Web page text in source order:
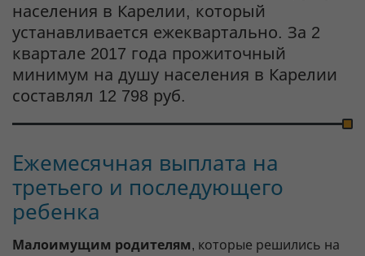
населения в Карелии, который
устанавливается ежеквартально. За 2
квартале 2017 года прожиточный
минимум на душу населения в Карелии
составлял 12 798 руб.
Ежемесячная выплата на
третьего и последующего
ребенка
Малоимущим родителям, которые решились на